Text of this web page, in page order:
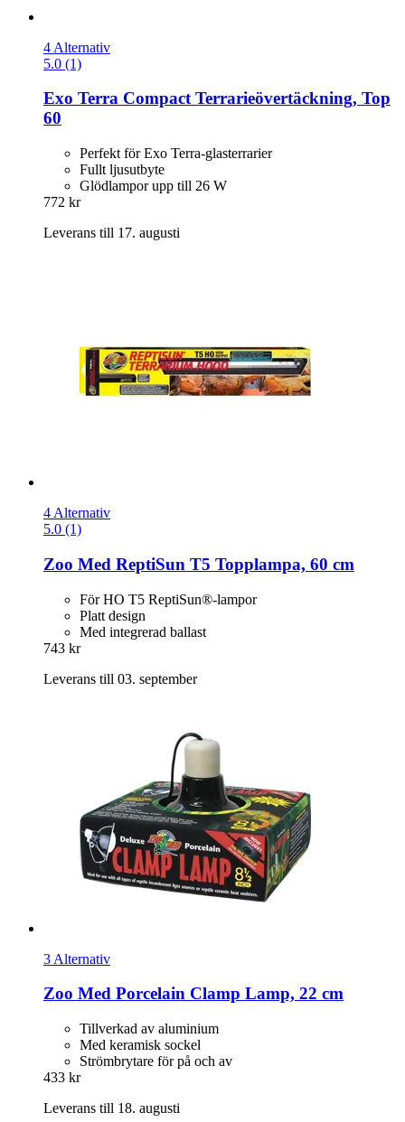
4 Alternativ
5.0 (1)
Exo Terra Compact Terrarieövertäckning, Top
60
Perfekt för Exo Terra-glasterrarier
Fullt ljusutbyte
Glödlampor upp till 26 W
772 kr
Leverans till 17. augusti
4 Alternativ
5.0 (1)
Zoo Med ReptiSun T5 Topplampa, 60 cm
För HO T5 ReptiSun®-lampor
Platt design
Med integrerad ballast
743 kr
Leverans till 03. september
3 Alternativ
Zoo Med Porcelain Clamp Lamp, 22 cm
Tillverkad av aluminium
Med keramisk sockel
Strömbrytare för på och av
433 kr
Leverans till 18. augusti